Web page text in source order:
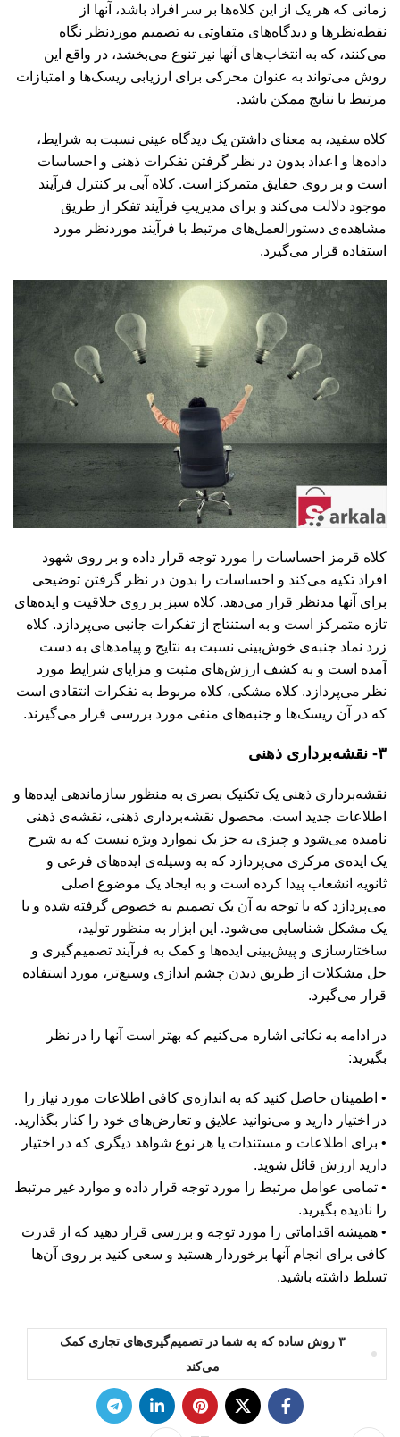
زمانی که هر یک از این کلاه‌ها بر سر افراد باشد، آنها از
نقطه‌نظرها و دیدگاه‌های متفاوتی به تصمیم‌ موردنظر نگاه
می‌کنند، که به انتخاب‌های آنها نیز تنوع می‌بخشد، در واقع این
روش می‌تواند به عنوان محرکی برای ارزیابی ریسک‌ها و امتیازات
مرتبط با نتایج ممکن باشد.
کلاه سفید، به معنای داشتن یک دیدگاه عینی نسبت به شرایط،
داده‌ها و اعداد بدون در نظر گرفتن تفکرات ذهنی و احساسات
است و بر روی حقایق متمرکز است. کلاه آبی بر کنترل فرآیند
موجود دلالت می‌کند و برای مدیریتِ فرآیند تفکر از طریق
مشاهده‌ی دستورالعمل‌های مرتبط با فرآیند موردنظر مورد
استفاده قرار می‌گیرد.
کلاه قرمز احساسات را مورد توجه قرار داده و بر روی شهود
افراد تکیه می‌کند و احساسات را بدون در نظر گرفتن توضیحی
برای آنها مدنظر قرار می‌دهد. کلاه سبز بر روی خلاقیت و ایده‌های
تازه متمرکز است و به استنتاج از تفکرات جانبی می‌پردازد. کلاه
زرد نماد جنبه‌ی خوش‌بینی نسبت به نتایج و پیامدهای به دست
آمده است و به کشف ارزش‌های مثبت و مزایای شرایط مورد
نظر می‌پردازد. کلاه مشکی، کلاه مربوط به تفکرات انتقادی است
که در آن ریسک‌ها و جنبه‌های منفی مورد بررسی قرار می‌گیرند.
۳- نقشه‌برداری ذهنی
نقشه‌برداری ذهنی یک تکنیک بصری به منظور سازماندهی ایده‌ها و
اطلاعات جدید است. محصول نقشه‌برداری ذهنی، نقشه‌ی ذهنی
نامیده می‌شود و چیزی به جز یک نموارد ویژه نیست که به شرح
یک ایده‌ی مرکزی می‌پردازد که به وسیله‌ی ایده‌های فرعی و
ثانویه انشعاب پیدا کرده است و به ایجاد یک موضوع اصلی
می‌پردازد که با توجه به آن یک تصمیم به خصوص گرفته شده و یا
یک مشکل شناسایی می‌شود. این ابزار به منظور تولید،
ساختارسازی و پیش‌بینی ایده‌ها و کمک به فرآیند تصمیم‌گیری و
حل مشکلات از طریق دیدن چشم اندازی وسیع‌تر، مورد استفاده
قرار می‌گیرد.
در ادامه به نکاتی اشاره می‌کنیم که بهتر است آنها را در نظر
بگیرید:
• اطمینان حاصل کنید که به اندازه‌ی کافی اطلاعات مورد نیاز را
در اختیار دارید و می‌توانید علایق و تعارض‌های خود را کنار بگذارید.
• برای اطلاعات و مستندات یا هر نوع شواهد دیگری که در اختیار
دارید ارزش قائل شوید.
• تمامی عوامل مرتبط را مورد توجه قرار داده و موارد غیر مرتبط
را نادیده بگیرید.
• همیشه اقداماتی را مورد توجه و بررسی قرار دهید که از قدرت
کافی برای انجام آنها برخوردار هستید و سعی کنید بر روی آن‌ها
تسلط داشته باشید.
۳ روش ساده که به شما در تصمیم‌گیری‌های تجاری کمک
می‌کند